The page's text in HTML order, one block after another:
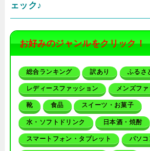
ェック♪
お好みのジャンルをクリック！
総合ランキング 訳あり ふるさ
レディースファッション メンズフ
靴 食品 スイーツ・お菓子
水・ソフトドリンク 日本酒・焼酎
スマートフォン・タブレット パソ